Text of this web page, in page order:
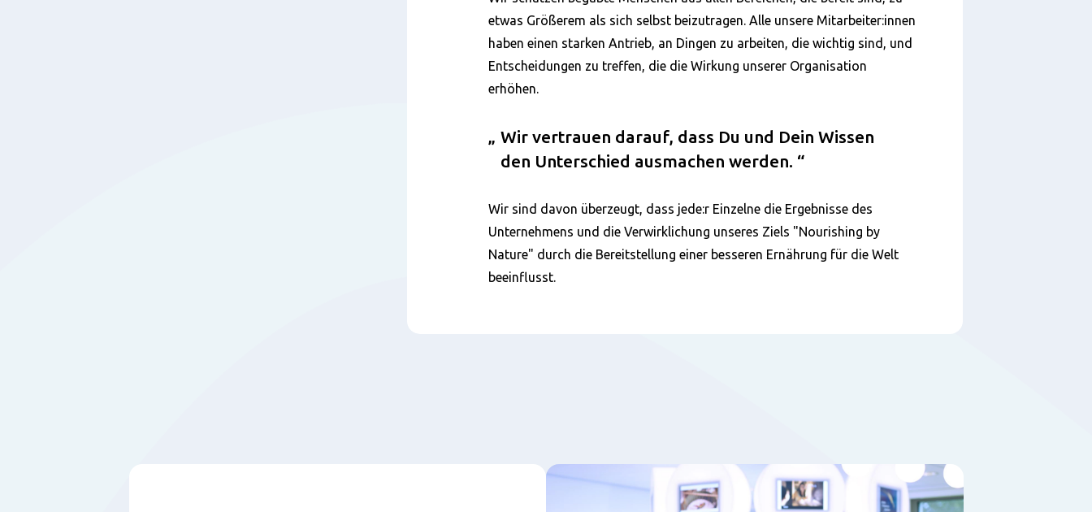
etwas Größerem als sich selbst beizutragen. Alle unsere Mitarbeiter:innen
haben einen starken Antrieb, an Dingen zu arbeiten, die wichtig sind, und
Entscheidungen zu treffen, die die Wirkung unserer Organisation
erhöhen.
Wir vertrauen darauf, dass Du und Dein Wissen
den Unterschied ausmachen werden.
Wir sind davon überzeugt, dass jede:r Einzelne die Ergebnisse des
Unternehmens und die Verwirklichung unseres Ziels "Nourishing by
Nature" durch die Bereitstellung einer besseren Ernährung für die Welt
beeinflusst.